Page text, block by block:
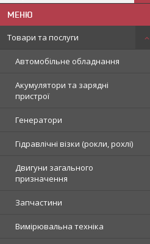
Товари та послуги
Автомобільне обладнання
Акумулятори та зарядні
пристрої
Генератори
Гідравлічні візки (рокли, рохлі)
Двигуни загального
призначення
Запчастини
Вимірювальна техніка